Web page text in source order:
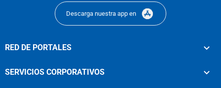
Descarga nuestra app en
RED DE PORTALES
SERVICIOS CORPORATIVOS